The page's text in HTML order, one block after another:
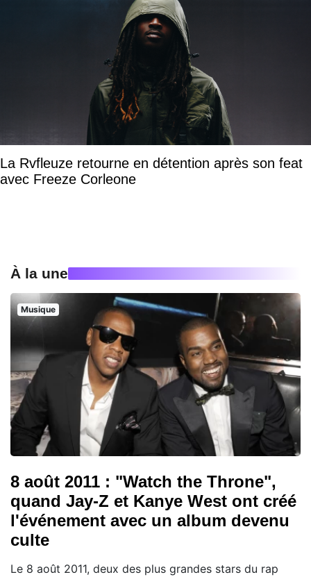
La Rvfleuze retourne en détention après son feat
avec Freeze Corleone
À la une
Musique
8 août 2011 : "Watch the Throne",
quand Jay-Z et Kanye West ont créé
l'événement avec un album devenu
culte
Le 8 août 2011, deux des plus grandes stars du rap